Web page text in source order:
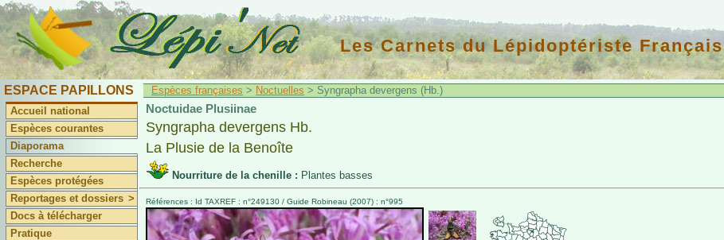
Les Carnets du Lépidoptériste Français
ESPACE PAPILLONS
Accueil national
Espèces courantes
Diaporama
Recherche
Espèces protégées
Reportages et dossiers >
Docs à télécharger
Pratique
Espèces françaises > Noctuelles > Syngrapha devergens (Hb.)
Noctuidae Plusiinae
Syngrapha devergens Hb.
La Plusie de la Benoîte
Nourriture de la chenille : Plantes basses
Références : Id TAXREF : n°249130 / Guide Robineau (2007) : n°995